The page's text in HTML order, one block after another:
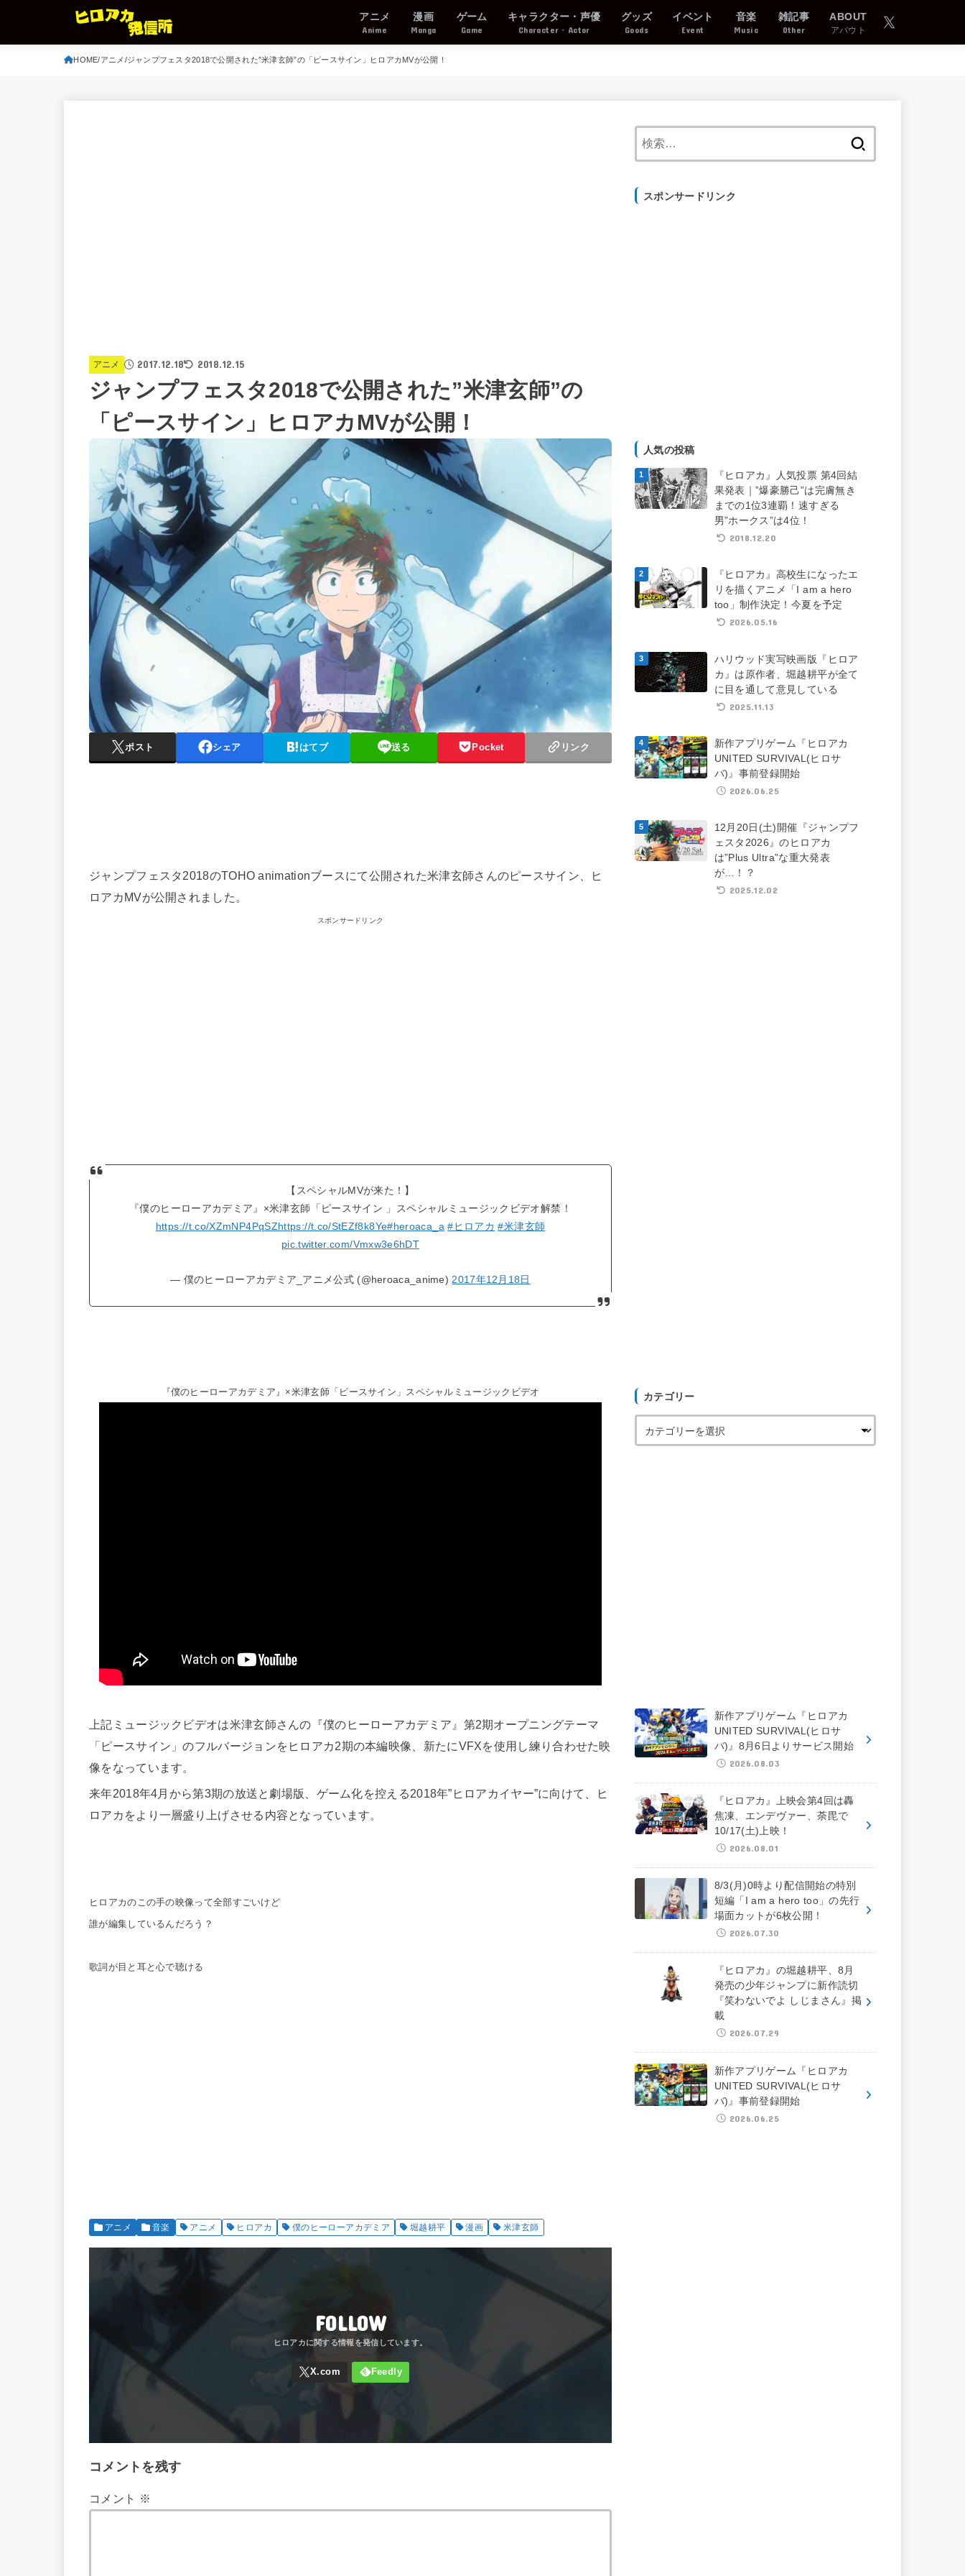
アニメ
Anime
漫画
Manga
ゲーム
Game
キャラクター・声優
Character・Actor
グッズ
Goods
イベント
Event
音楽
Music
雑記事
Other
ABOUT
アバウト
HOME アニメ ジャンプフェスタ2018で公開された”米津玄師”の「ピースサイン」ヒロアカMVが公開！
アニメ 2017.12.18 2018.12.15
ジャンプフェスタ2018で公開された”米津玄師”の
「ピースサイン」ヒロアカMVが公開！
ポスト シェア はてブ 送る Pocket リンク
ジャンプフェスタ2018のTOHO animationブースにて公開された米津玄師さんのピースサイン、ヒ
ロアカMVが公開されました。
スポンサードリンク
【スペシャルMVが来た！】
『僕のヒーローアカデミア』×米津玄師「ピースサイン 」スペシャルミュージックビデオ解禁！
https://t.co/XZmNP4PqSZhttps://t.co/StEZf8k8Ye#heroaca_a #ヒロアカ #米津玄師
pic.twitter.com/Vmxw3e6hDT
— 僕のヒーローアカデミア_アニメ公式 (@heroaca_anime) 2017年12月18日
『僕のヒーローアカデミア』×米津玄師「ピースサイン」スペシャルミュージックビデオ
上記ミュージックビデオは米津玄師さんの『僕のヒーローアカデミア』第2期オープニングテーマ
「ピースサイン」のフルバージョンをヒロアカ2期の本編映像、新たにVFXを使用し練り合わせた映
像をなっています。
来年2018年4月から第3期の放送と劇場版、ゲーム化を控える2018年”ヒロアカイヤー”に向けて、ヒ
ロアカをより一層盛り上げさせる内容となっています。
ヒロアカのこの手の映像って全部すごいけど
誰が編集しているんだろう？
歌詞が目と耳と心で聴ける
アニメ 音楽 アニメ ヒロアカ 僕のヒーローアカデミア 堀越耕平 漫画 米津玄師
FOLLOW
コメントを残す
コメント ※
スポンサードリンク
人気の投稿
『ヒロアカ』人気投票 第4回結
果発表｜”爆豪勝己”は完膚無き
までの1位3連覇！速すぎる
男”ホークス”は4位！
2018.12.20
『ヒロアカ』高校生になったエ
リを描くアニメ「I am a hero
too」制作決定！今夏を予定
2026.05.16
ハリウッド実写映画版『ヒロア
カ』は原作者、堀越耕平が全て
に目を通して意見している
2025.11.13
新作アプリゲーム『ヒロアカ
UNITED SURVIVAL(ヒロサ
バ)』事前登録開始
2026.06.25
12月20日(土)開催『ジャンプフ
ェスタ2026』のヒロアカ
は”Plus Ultra”な重大発表
が…！？
2025.12.02
カテゴリー
新作アプリゲーム『ヒロアカ
UNITED SURVIVAL(ヒロサ
バ)』8月6日よりサービス開始
2026.08.03
『ヒロアカ』上映会第4回は轟
焦凍、エンデヴァー、荼毘で
10/17(土)上映！
2026.08.01
8/3(月)0時より配信開始の特別
短編「I am a hero too」の先行
場面カットが6枚公開！
2026.07.30
『ヒロアカ』の堀越耕平、8月
発売の少年ジャンプに新作読切
『笑わないでよ しじまさん』掲
載
2026.07.29
新作アプリゲーム『ヒロアカ
UNITED SURVIVAL(ヒロサ
バ)』事前登録開始
2026.06.25